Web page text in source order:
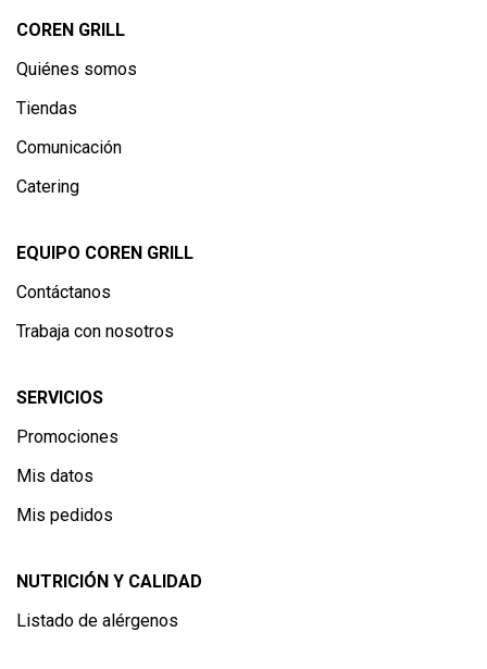
COREN GRILL
Quiénes somos
Tiendas
Comunicación
Catering
EQUIPO COREN GRILL
Contáctanos
Trabaja con nosotros
SERVICIOS
Promociones
Mis datos
Mis pedidos
NUTRICIÓN Y CALIDAD
Listado de alérgenos